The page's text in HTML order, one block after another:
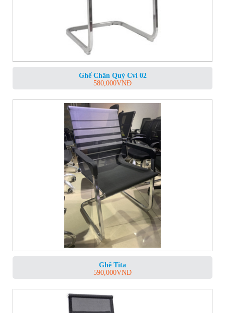
Ghế Chân Quỳ Cvi 02
580,000VNĐ
Ghế Tita
590,000VNĐ